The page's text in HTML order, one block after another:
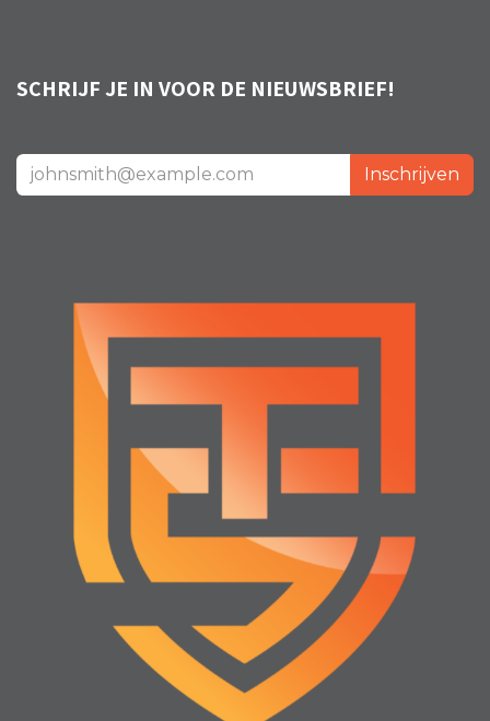
SCHRIJF JE IN VOOR DE NIEUWSBRIEF!
Inschrijven